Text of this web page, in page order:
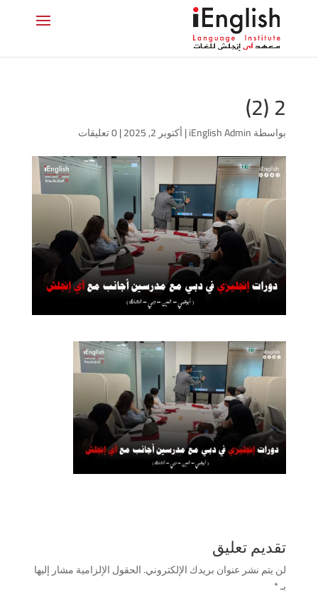
2 (2)
بواسطةiEnglish Admin
|أكتوبر 2, 2025 |0 تعليقات
تقديم تعليق
لن يتم نشر عنوان بريدك الإلكتروني.الحقول الإلزامية مشار إليها
بـ*